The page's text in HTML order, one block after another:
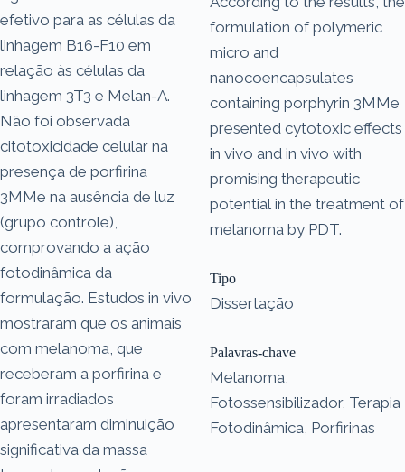
efetivo para as células da
linhagem B16-F10 em
relação às células da
linhagem 3T3 e Melan-A.
Não foi observada
citotoxicidade celular na
presença de porfirina
3MMe na ausência de luz
(grupo controle),
comprovando a ação
fotodinâmica da
formulação. Estudos in vivo
mostraram que os animais
com melanoma, que
receberam a porfirina e
foram irradiados
apresentaram diminuição
significativa da massa
formulation of polymeric
micro and
nanocoencapsulates
containing porphyrin 3MMe
presented cytotoxic effects
in vivo and in vivo with
promising therapeutic
potential in the treatment of
melanoma by PDT.
Tipo
Dissertação
Palavras-chave
Melanoma,
Fotossensibilizador, Terapia
Fotodinâmica, Porfirinas